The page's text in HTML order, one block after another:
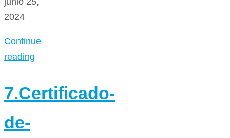
2024
Continue
reading
7.Certificado-
de-